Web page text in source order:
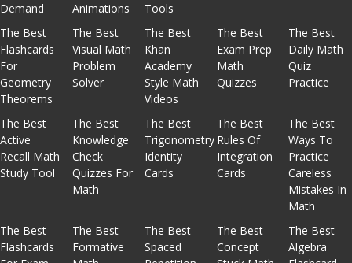
Demand
Animations
Tools
The Best
Flashcards
For
Geometry
Theorems
The Best
Visual Math
Problem
Solver
The Best
Khan
Academy
Style Math
Videos
The Best
Exam Prep
Math
Quizzes
The Best
Daily Math
Quiz
Practice
The Best
Active
Recall Math
Study Tool
The Best
Knowledge
Check
Quizzes For
Math
The Best
Trigonometry
Identity
Cards
The Best
Rules Of
Integration
Cards
The Best
Ways To
Practice
Careless
Mistakes In
Math
The Best
Flashcards
The Best
Formative
The Best
Spaced
The Best
Concept
The Best
Algebra